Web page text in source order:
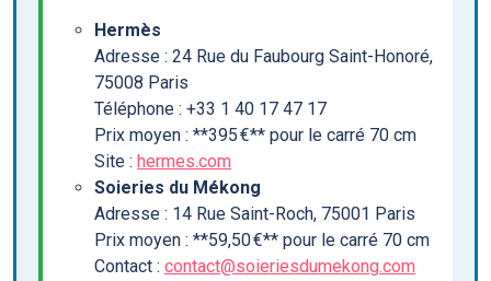
Hermès
Adresse : 24 Rue du Faubourg Saint-Honoré,
75008 Paris
Téléphone : +33 1 40 17 47 17
Prix moyen : **395 €** pour le carré 70 cm
Site : hermes.com
Soieries du Mékong
Adresse : 14 Rue Saint-Roch, 75001 Paris
Prix moyen : **59,50 €** pour le carré 70 cm
Contact : contact@soieriesdumekong.com